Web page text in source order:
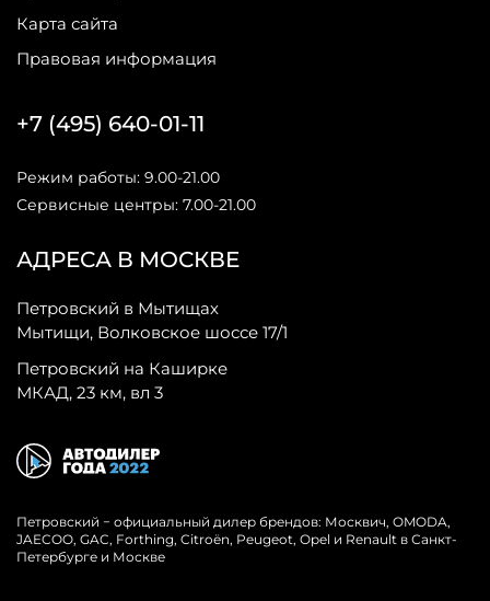
Карта сайта
Правовая информация
АДРЕСА В МОСКВЕ
Петровский в Мытищах
Мытищи, Волковское шоссе 17/1
Петровский на Каширке
МКАД, 23 км, вл 3
+7 (495) 640-01-11
Режим работы: 9.00-21.00
Сервисные центры: 7.00-21.00
Петровский − официальный дилер брендов: Москвич, OMODA,
JAECOO, GAC, Forthing, Citroёn, Peugeot, Opel и Renault в Санкт-
Петербурге и Москве